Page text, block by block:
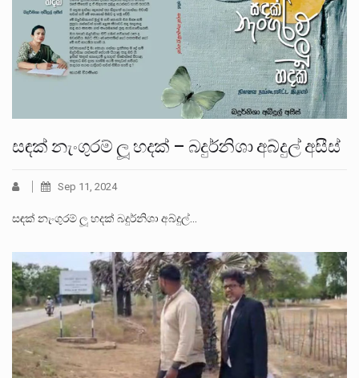
සඳක් නැංගුරම් ලූ හදක් – බදුර්නිශා අබ්දුල් අසීස්
Sep 11, 2024
සඳක් නැංගුරම් ලූ හදක් බදුර්නිශා අබ්දුල්…